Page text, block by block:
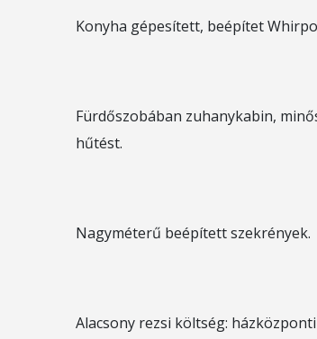
Konyha gépesített, beépítet
Fürdőszobában zuhanykabin,
hűtést.
Nagyméterű beépített szekrények.
Alacsony rezsi költség: